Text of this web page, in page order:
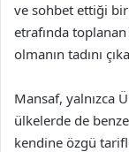
ve sohbet ettiği
etrafında
olmanın tadını
Mansaf, yalnızca
ülkelerde de
kendine özgü